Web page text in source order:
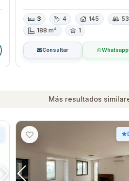
3 4 145
188 m²
1
Consultar Whatsapp
Más resultados